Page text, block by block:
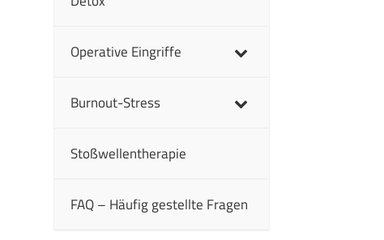
Operative Eingriffe
Burnout-Stress
Stoßwellentherapie
FAQ – Häufig gestellte Fragen